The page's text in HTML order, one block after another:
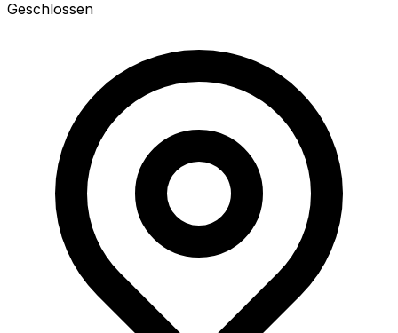
Geschlossen